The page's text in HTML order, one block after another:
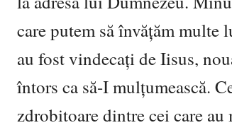
care putem să învăţăm
au fost vindecaţi de Iisus,
întors ca să-I mulţumească.
zdrobitoare dintre cei care